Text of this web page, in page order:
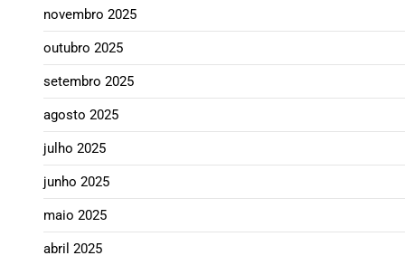
novembro 2025
outubro 2025
setembro 2025
agosto 2025
julho 2025
junho 2025
maio 2025
abril 2025